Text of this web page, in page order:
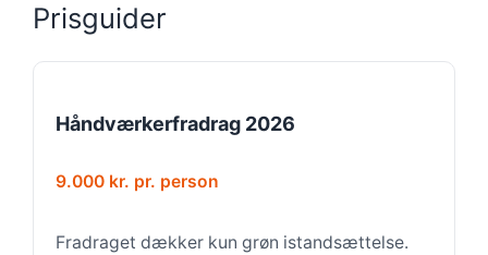
Prisguider
Håndværkerfradrag 2026
9.000 kr. pr. person
Fradraget dækker kun grøn istandsættelse.